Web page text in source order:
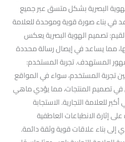
البصرية بشكل متسق عبر جميع
في بناء صورة قوية وموحدة للعلامة
تصميم الهوية البصرية يعكس
مما يساعد في إيصال رسالة محددة
المستهدف. تجربة المستخدم:
تجربة المستخدم، سواء في المواقع
في تصميم المنتجات، مما يؤدي ماهي
للعلامة التجارية. الاستجابة
إثارة الانطباعات العاطفية
إلى بناء علاقات قوية وثقة دائمة.